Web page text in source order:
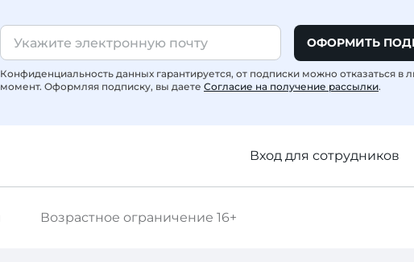
ОФОРМИТЬ
Конфиденциальность данных гарантируется, от подписки можно отказаться в
момент. Оформляя подписку, вы даете Согласие на получение рассылки.
Вход для сотрудников
Возрастное ограничение 16+